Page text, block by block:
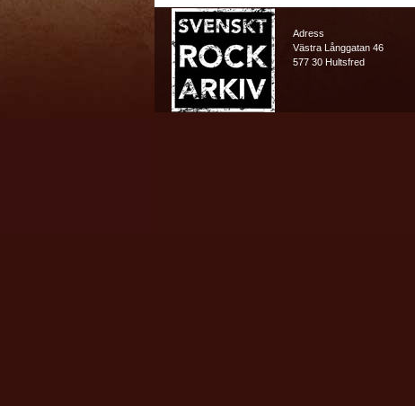
Adress
Västra Långgatan 46
577 30 Hultsfred